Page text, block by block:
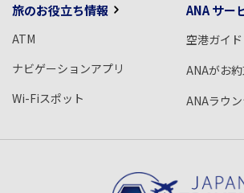
旅のお役立ち情報
ATM
ナビゲーションアプリ
Wi-Fiスポット
ANA サー
空港ガイド
ANAがお
ANAラウ